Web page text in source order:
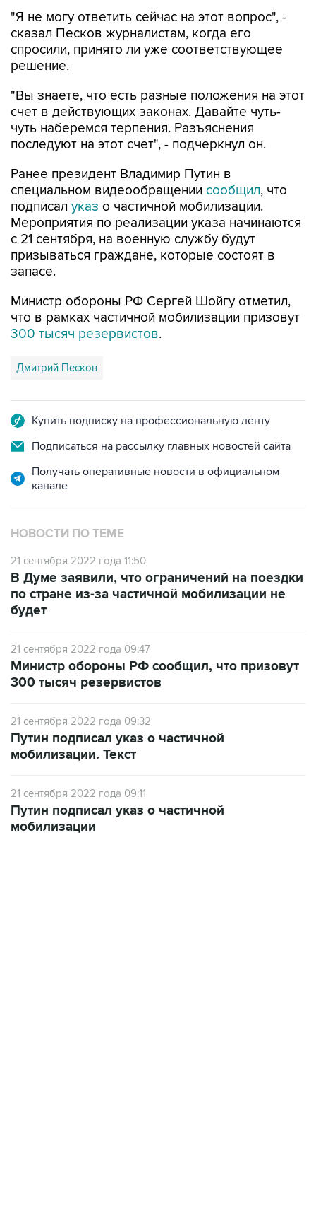
"Я не могу ответить сейчас на этот вопрос", -
сказал Песков журналистам, когда его
спросили, принято ли уже соответствующее
решение.
"Вы знаете, что есть разные положения на этот
счет в действующих законах. Давайте чуть-
чуть наберемся терпения. Разъяснения
последуют на этот счет", - подчеркнул он.
Ранее президент Владимир Путин в
специальном видеообращении сообщил, что
подписал указ о частичной мобилизации.
Мероприятия по реализации указа начинаются
с 21 сентября, на военную службу будут
призываться граждане, которые состоят в
запасе.
Министр обороны РФ Сергей Шойгу отметил,
что в рамках частичной мобилизации призовут
300 тысяч резервистов.
Дмитрий Песков
Купить подписку на профессиональную ленту
Подписаться на рассылку главных новостей сайта
Получать оперативные новости в официальном
канале
НОВОСТИ ПО ТЕМЕ
21 сентября 2022 года 11:50
В Думе заявили, что ограничений на поездки
по стране из-за частичной мобилизации не
будет
21 сентября 2022 года 09:47
Министр обороны РФ сообщил, что призовут
300 тысяч резервистов
21 сентября 2022 года 09:32
Путин подписал указ о частичной
мобилизации. Текст
21 сентября 2022 года 09:11
Путин подписал указ о частичной
мобилизации